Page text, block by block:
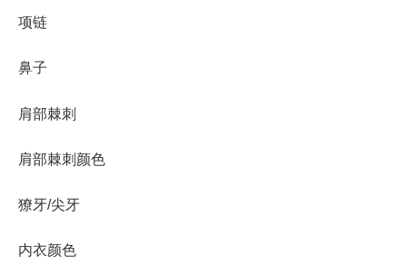
项链
鼻子
肩部棘刺
肩部棘刺颜色
獠牙/尖牙
内衣颜色